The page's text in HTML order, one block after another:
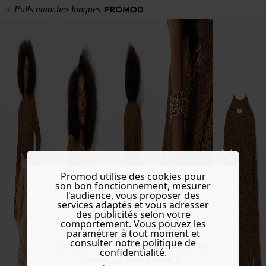
Do you want to be redirected to
www.promod.com ?
Pulls manches longues
Promod utilise des cookies pour
son bon fonctionnement, mesurer
l'audience, vous proposer des
services adaptés et vous adresser
des publicités selon votre
comportement. Vous pouvez les
paramétrer à tout moment et
consulter notre politique de
confidentialité.